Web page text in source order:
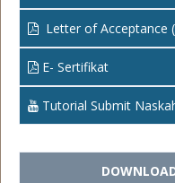
Letter of Acceptance
E- Sertifikat
Tutorial Submit